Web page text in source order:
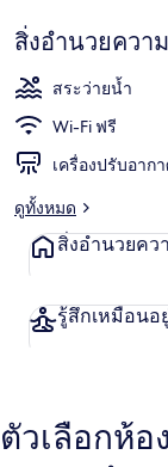
สิ่งอำนวยควา
สระว่ายน้ำ
Wi-Fi ฟรี
เครื่องปรับอาก
ดูทั้งหมด
สิ่งอำนวยคว
รู้สึกเหมือนอ
ตัวเลือกห้อ